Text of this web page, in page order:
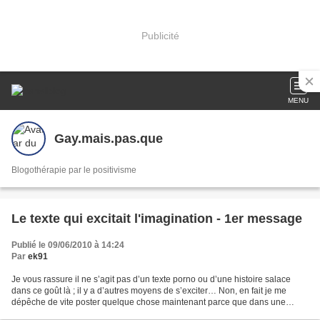
Publicité
MENU
Gay.mais.pas.que
Blogothérapie par le positivisme
Le texte qui excitait l'imagination - 1er message
Publié le 09/06/2010 à 14:24
Par ek91
Je vous rassure il ne s’agit pas d’un texte porno ou d’une histoire salace
dans ce goût là ; il y a d’autres moyens de s’exciter… Non, en fait je me
dépêche de vite poster quelque chose maintenant parce que dans une